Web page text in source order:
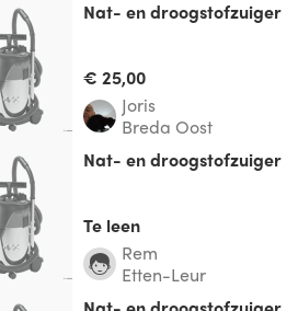
Nat- en droogstofzuiger
€ 25,00
Joris
Breda Oost
Nat- en droogstofzuiger
Te leen
rem
Etten-Leur